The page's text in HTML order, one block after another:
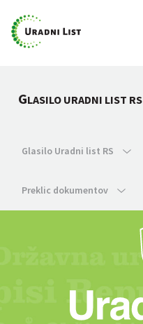
GLASILO URADNI LIST RS
Glasilo Uradni list RS
Preklic dokumentov